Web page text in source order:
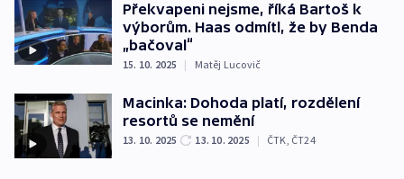
Překvapeni nejsme, říká Bartoš k
výborům. Haas odmítl, že by Benda
„bačoval“
15. 10. 2025 | Matěj Lucovič
Macinka: Dohoda platí, rozdělení
resortů se nemění
13. 10. 2025 13. 10. 2025 | ČTK, ČT24